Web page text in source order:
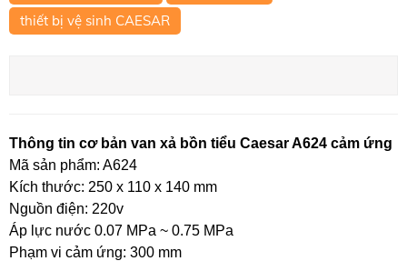
thiết bị vệ sinh CAESAR
Thông tin cơ bản van xả bồn tiểu Caesar A624 cảm ứng
Mã sản phẩm: A624
Kích thước: 250 x 110 x 140 mm
Nguồn điện: 220v
Áp lực nước 0.07 MPa ~ 0.75 MPa
Phạm vi cảm ứng: 300 mm